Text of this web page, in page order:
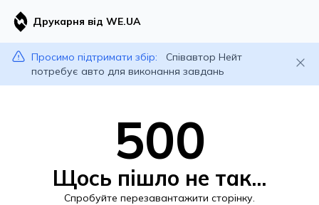
Друкарня від WE.UA
Просимо підтримати збір:
Співавтор Нейт
потребує авто для виконання завдань
500
Щось пішло не так...
Спробуйте перезавантажити сторінку.